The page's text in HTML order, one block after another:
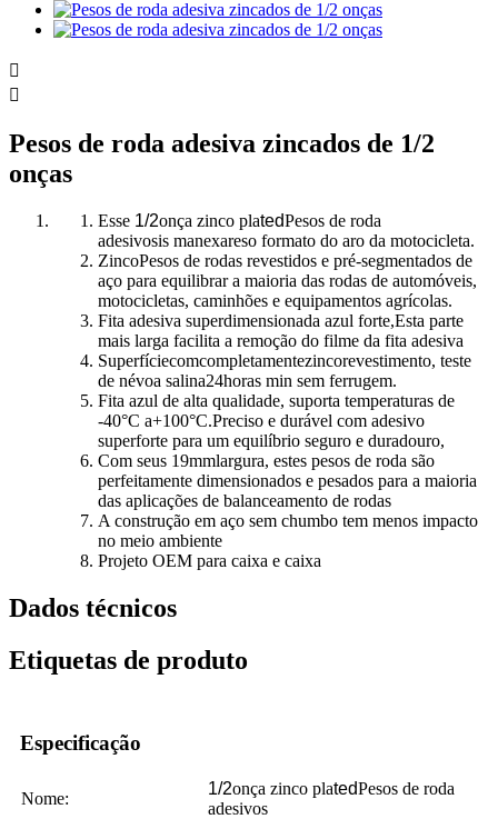


Pesos de roda adesiva zincados de 1/2
onças
Esse 1/2onça zinco platedPesos de roda
adesivosis manexareso formato do aro da motocicleta.
ZincoPesos de rodas revestidos e pré-segmentados de
aço para equilibrar a maioria das rodas de automóveis,
motocicletas, caminhões e equipamentos agrícolas.
Fita adesiva superdimensionada azul forte,Esta parte
mais larga facilita a remoção do filme da fita adesiva
Superfíciecomcompletamentezincorevestimento, teste
de névoa salina24horas min sem ferrugem.
Fita azul de alta qualidade, suporta temperaturas de
-40°C a+100°C.Preciso e durável com adesivo
superforte para um equilíbrio seguro e duradouro,
Com seus 19mmlargura, estes pesos de roda são
perfeitamente dimensionados e pesados ​​para a maioria
das aplicações de balanceamento de rodas
A construção em aço sem chumbo tem menos impacto
no meio ambiente
Projeto OEM para caixa e caixa
Dados técnicos
Etiquetas de produto
Especificação
Nome:
1/2onça zinco platedPesos de roda
adesivos